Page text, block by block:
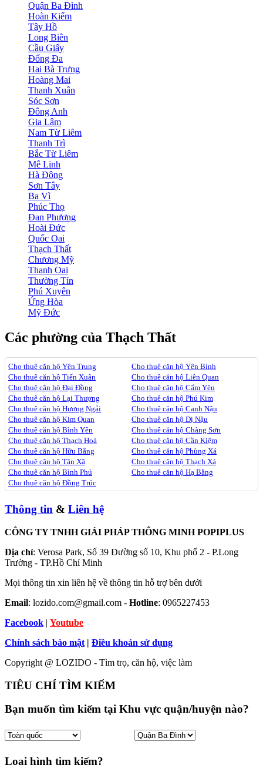
Quận Ba Đình
Hoàn Kiếm
Tây Hồ
Long Biên
Cầu Giấy
Đống Đa
Hai Bà Trưng
Hoàng Mai
Thanh Xuân
Sóc Sơn
Đông Anh
Gia Lâm
Nam Từ Liêm
Thanh Trì
Bắc Từ Liêm
Mê Linh
Hà Đông
Sơn Tây
Ba Vì
Phúc Thọ
Đan Phượng
Hoài Đức
Quốc Oai
Thạch Thất
Chương Mỹ
Thanh Oai
Thường Tín
Phú Xuyên
Ứng Hòa
Mỹ Đức
Các phường của Thạch Thất
Cho thuê căn hộ Yên Trung
Cho thuê căn hộ Yên Bình
Cho thuê căn hộ Tiến Xuân
Cho thuê căn hộ Liên Quan
Cho thuê căn hộ Đại Đồng
Cho thuê căn hộ Cẩm Yên
Cho thuê căn hộ Lại Thượng
Cho thuê căn hộ Phú Kim
Cho thuê căn hộ Hương Ngải
Cho thuê căn hộ Canh Nậu
Cho thuê căn hộ Kim Quan
Cho thuê căn hộ Dị Nậu
Cho thuê căn hộ Bình Yên
Cho thuê căn hộ Chàng Sơn
Cho thuê căn hộ Thạch Hoà
Cho thuê căn hộ Cần Kiệm
Cho thuê căn hộ Hữu Bằng
Cho thuê căn hộ Phùng Xá
Cho thuê căn hộ Tân Xã
Cho thuê căn hộ Thạch Xá
Cho thuê căn hộ Bình Phú
Cho thuê căn hộ Hạ Bằng
Cho thuê căn hộ Đồng Trúc
Thông tin & Liên hệ
CÔNG TY TNHH GIẢI PHÁP THÔNG MINH POPIPLUS
Địa chỉ: Verosa Park, Số 39 Đường số 10, Khu phố 2 - P.Long
Trường - TP.Hồ Chí Minh
Mọi thông tin xin liên hệ về thông tin hỗ trợ bên dưới
Email: lozido.com@gmail.com - Hotline: 0965227453
Facebook | Youtube
Chính sách bảo mật | Điều khoản sử dụng
Copyright @ LOZIDO - Tìm trọ, căn hộ, việc làm
TIÊU CHÍ TÌM KIẾM
Bạn muốn tìm kiếm tại Khu vực quận/huyện nào?
Loại hình tìm kiếm?